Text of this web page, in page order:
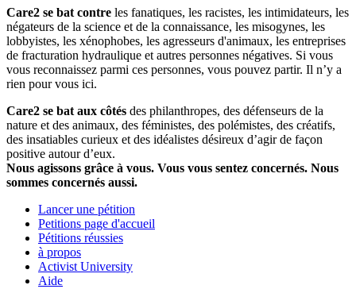
Care2 se bat contre les fanatiques, les racistes, les intimidateurs, les
négateurs de la science et de la connaissance, les misogynes, les
lobbyistes, les xénophobes, les agresseurs d'animaux, les entreprises
de fracturation hydraulique et autres personnes négatives. Si vous
vous reconnaissez parmi ces personnes, vous pouvez partir. Il n’y a
rien pour vous ici.
Care2 se bat aux côtés des philanthropes, des défenseurs de la
nature et des animaux, des féministes, des polémistes, des créatifs,
des insatiables curieux et des idéalistes désireux d’agir de façon
positive autour d’eux.
Nous agissons grâce à vous. Vous vous sentez concernés. Nous
sommes concernés aussi.
Lancer une pétition
Petitions page d'accueil
Pétitions réussies
à propos
Activist University
Aide